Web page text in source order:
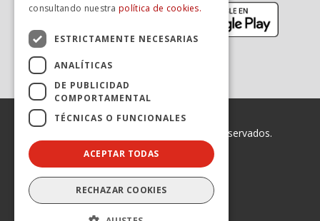
(se abre en nueva ventana)
(se
© 2026 Avanza. Todos los derechos reservados.
Enlaces legales
Declaración de Accesibilidad
Aviso legal
Política de privacidad
Política de cookies
consultando nuestra política de cookies.
ESTRICTAMENTE NECESARIAS
ANALÍTICAS
DE PUBLICIDAD
COMPORTAMENTAL
TÉCNICAS O FUNCIONALES
ACEPTAR TODAS
RECHAZAR COOKIES